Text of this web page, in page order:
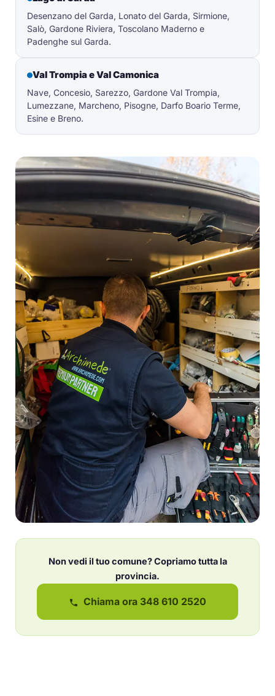
Desenzano del Garda, Lonato del Garda, Sirmione,
Salò, Gardone Riviera, Toscolano Maderno e
Padenghe sul Garda.
Val Trompia e Val Camonica
Nave, Concesio, Sarezzo, Gardone Val Trompia,
Lumezzane, Marcheno, Pisogne, Darfo Boario Terme,
Esine e Breno.
Non vedi il tuo comune? Copriamo tutta la
provincia.
Chiama ora 348 610 2520